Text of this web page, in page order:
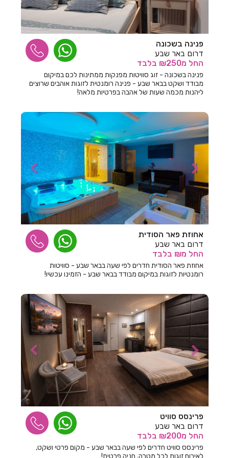
חדרים לפי שעה בבצת
חדרים לפי שעה בבר גיורא
חדרים לפי שעה בברוש
חדרים לפי שעה בברק
חדרים לפי שעה בבת ים
חדרים לפי שעה בגבע כרמל
חדרים לפי שעה בגבעת אבני
חדרים לפי שעה בגבעת אולגה
חדרים לפי שעה בגבעת יערים
חדרים לפי שעה בגבעת נילי
חדרים לפי שעה בגבעתיים
חדרים לפי שעה בגדרה
חדרים לפי שעה בגורן
חדרים לפי שעה בגליל עליון
חדרים לפי שעה בגרנות הגליל
חדרים לפי שעה בדבורה
חדרים לפי שעה בדובב
חדרים לפי שעה בדור
חדרים לפי שעה בדישון
חדרים לפי שעה בדלתון
חדרים לפי שעה בהוד השרון
פנינה בשכונה
דרום באר שבע
החל מ₪250 בלבד
פנינה בשכונה - זוג סוויטות מפנקות ממתינות לכם במיקום
מבודד ושקט בבאר שבע - פנינה רומנטית לזוגות אוהבים שרוצים
ליהנות מכמה שעות של אהבה בפרטיות מלאה!
אחוזת פאר הסודית
דרום באר שבע
החל מ₪ בלבד
אחוזת פאר הסודית חדרים לפי שעה בבאר שבע - סוויטות
רומנטיות לזוגות במיקום מבודד בבאר שבע - הזמינו עכשיו!
פרינסס סוויט
דרום באר שבע
החל מ₪200 בלבד
פרינסס סוויט חדרים לפי שעה בבאר שבע - מקום פרטי ושקט,
לאירוח זוגות לכל מטרה. חניה פרטית!